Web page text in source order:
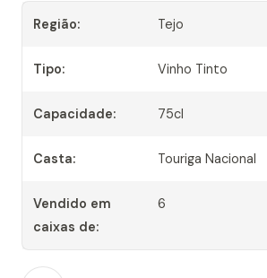
Região: Tejo
Tipo: Vinho Tinto
Capacidade: 75cl
Casta: Touriga Nacional
Vendido em
caixas de:
6